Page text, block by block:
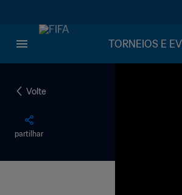
TORNEIOS E
Volte
partilhar